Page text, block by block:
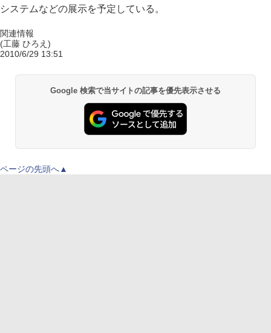
システムなどの展示を予定している。
関連情報
(工藤 ひろえ)
2010/6/29 13:51
Google 検索で当サイトの記事を優先表示させる
ページの先頭へ▲